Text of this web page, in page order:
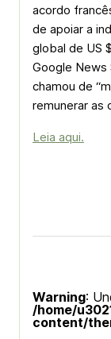
acordo
de apoiar a
global de US
Google News
chamou de
remunerar as
Leia aqui.
Warning:
/home/
content/